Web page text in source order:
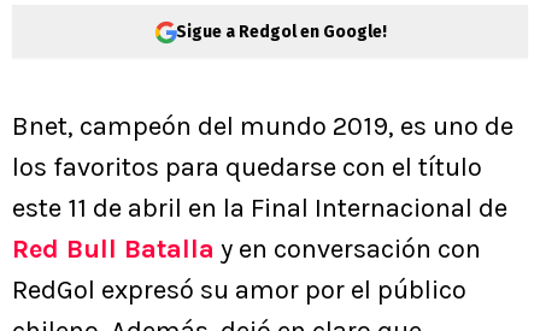
Sigue a Redgol en Google!
Bnet, campeón del mundo 2019, es uno de
los favoritos para quedarse con el título
este 11 de abril en la Final Internacional de
Red Bull Batalla y en conversación con
RedGol expresó su amor por el público